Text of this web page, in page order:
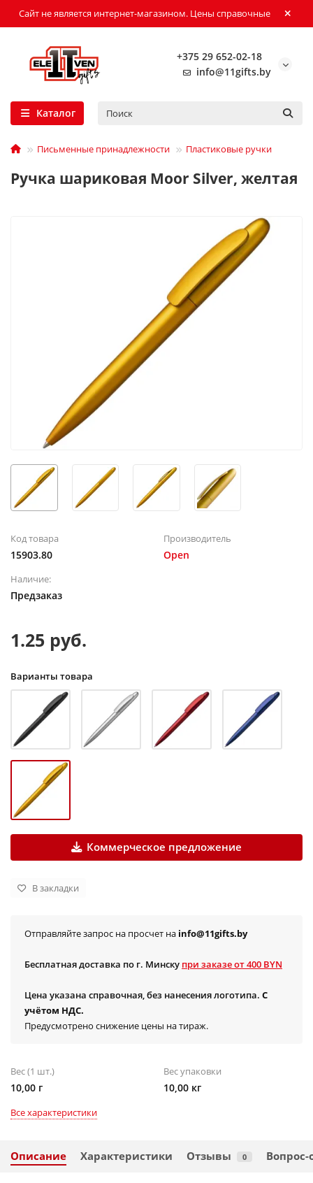
Сайт не является интернет-магазином. Цены справочные
+375 29 652-02-18
info@11gifts.by
Каталог
Письменные принадлежности Пластиковые ручки
Ручка шариковая Moor Silver, желтая
Код товара
15903.80
Производитель
Open
Наличие:
Предзаказ
1.25 руб.
Варианты товара
Коммерческое предложение
В закладки
Отправляйте запрос на просчет на info@11gifts.by
Бесплатная доставка по г. Минску при заказе от 400 BYN
Цена указана справочная, без нанесения логотипа. С
учётом НДС.
Предусмотрено снижение цены на тираж.
Вес (1 шт.)
10,00 г
Вес упаковки
10,00 кг
Все характеристики
Описание Характеристики Отзывы 0 Вопрос-